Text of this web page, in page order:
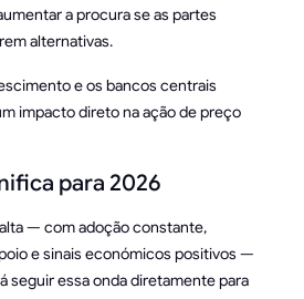
a procura se as partes
alternativas.
e os bancos centrais
impacto direto na ação de preço
para 2026
— com adoção constante,
e sinais económicos positivos —
seguir essa onda diretamente para